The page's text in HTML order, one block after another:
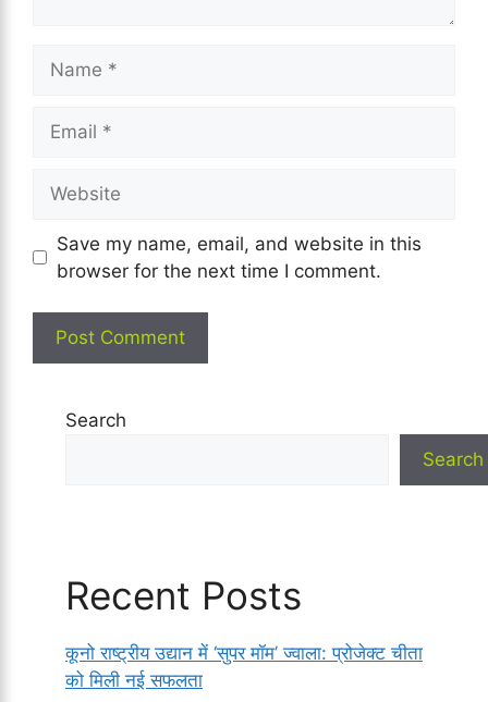
Save my name, email, and website in this
browser for the next time I comment.
Search
Search
Recent Posts
कूनो राष्ट्रीय उद्यान में ‘सुपर मॉम’ ज्वाला: प्रोजेक्ट चीता
को मिली नई सफलता